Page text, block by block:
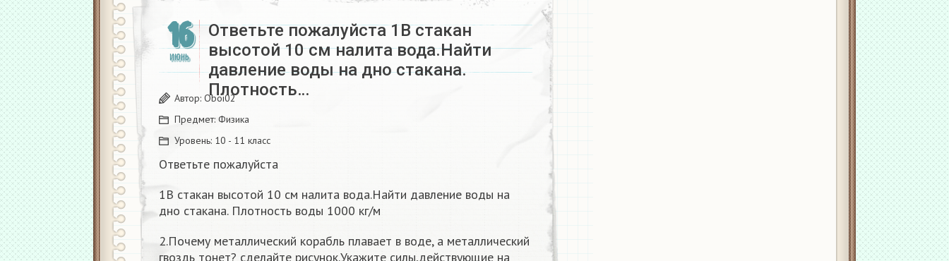
16
ИЮНЬ
Ответьте пожалуйста 1В стакан
высотой 10 см налита вода.Найти
давление воды на дно стакана.
Плотность…
Автор: Oboi02
Предмет: Физика
Уровень: 10 - 11 класс
Ответьте пожалуйста
1В стакан высотой 10 см налита вода.Найти давление воды на
дно стакана. Плотность воды 1000 кг/м
2.Почему металлический корабль плавает в воде, а металлический
гвоздь тонет? сделайте рисунок.Укажите силы,действующие на